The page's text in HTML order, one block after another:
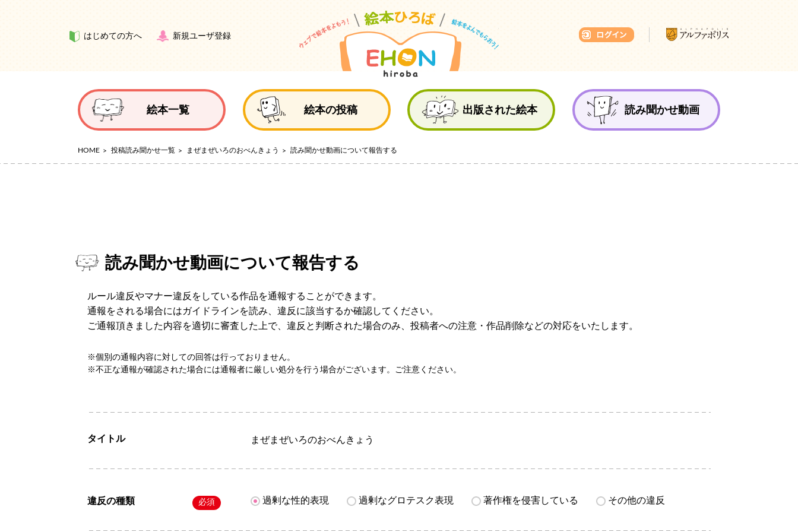
はじめての方へ 新規ユーザ登録
絵本一覧 絵本の投稿 出版された絵本 読み聞かせ動画
HOME 投稿読み聞かせ一覧 まぜまぜいろのおべんきょう 読み聞かせ動画について報告する
読み聞かせ動画について報告する
ルール違反やマナー違反をしている作品を通報することができます。
通報をされる場合にはガイドラインを読み、違反に該当するか確認してください。
ご通報頂きました内容を適切に審査した上で、違反と判断された場合のみ、投稿者への注意・作品削除などの対応をいたします。
※個別の通報内容に対しての回答は行っておりません。
※不正な通報が確認された場合には通報者に厳しい処分を行う場合がございます。ご注意ください。
タイトル まぜまぜいろのおべんきょう
違反の種類 必須 過剰な性的表現 過剰なグロテスク表現 著作権を侵害している その他の違反